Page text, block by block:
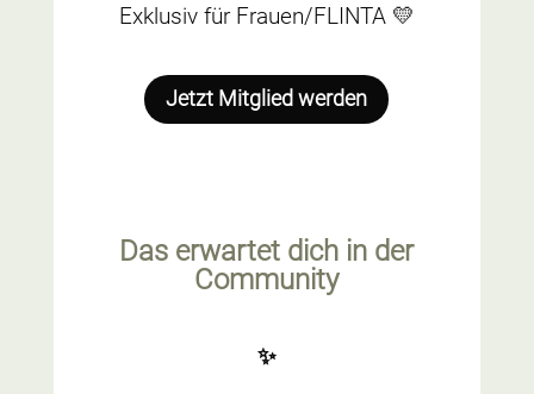
Exklusiv für Frauen/FLINTA 💛
Jetzt Mitglied werden
Das erwartet dich in der
Community
✨